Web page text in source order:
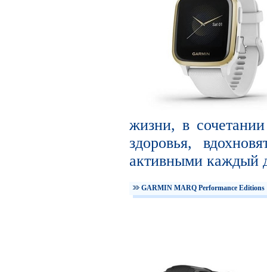
жизни, в
здоровья,
активными каждый
GARMIN MARQ Performance Editions